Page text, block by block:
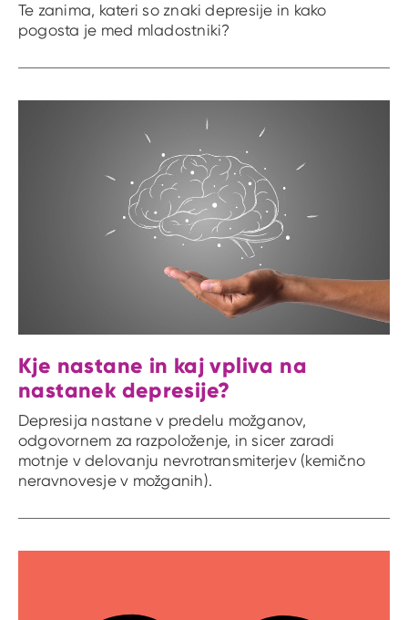
Te zanima, kateri so znaki depresije in kako
pogosta je med mladostniki?
Kje nastane in kaj vpliva na
nastanek depresije?
Depresija nastane v predelu možganov,
odgovornem za razpoloženje, in sicer zaradi
motnje v delovanju nevrotransmiterjev (kemično
neravnovesje v možganih).